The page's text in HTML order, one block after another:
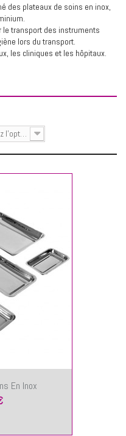
des plateaux de soins en inox,
le transport des instruments
lors du transport.
les cliniques et les hôpitaux.
--Sélectionnez l'option--
En Inox